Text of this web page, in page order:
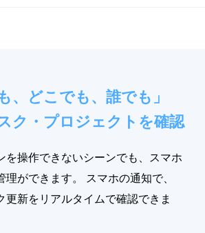
、どこでも、誰でも」
ク・プロジェクトを確認
を操作できないシーンでも、スマホ
ができます。 スマホの通知で、
更新をリアルタイムで確認できま